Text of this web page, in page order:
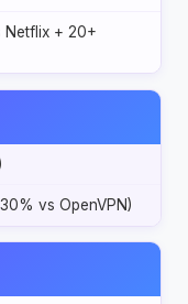
Netflix + 20+
vs OpenVPN)